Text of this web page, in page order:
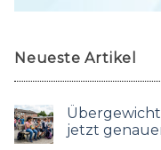
Neueste Artikel
jetzt